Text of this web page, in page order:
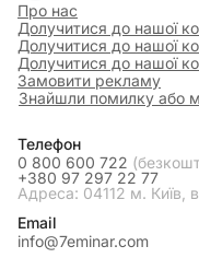
Про нас
Долучитися до нашої
Долучитися до нашої
Долучитися до нашої
Замовити рекламу
Знайшли помилку або
Телефон
0 800 600 722
+380 97 297 22 77
Адреса: 04112 м. Київ,
Email
info@7eminar.com